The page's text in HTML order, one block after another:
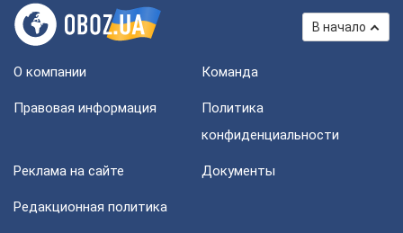
В начало
О компании Команда
Правовая информация
Политика
конфиденциальности
Реклама на сайте Документы
Редакционная политика